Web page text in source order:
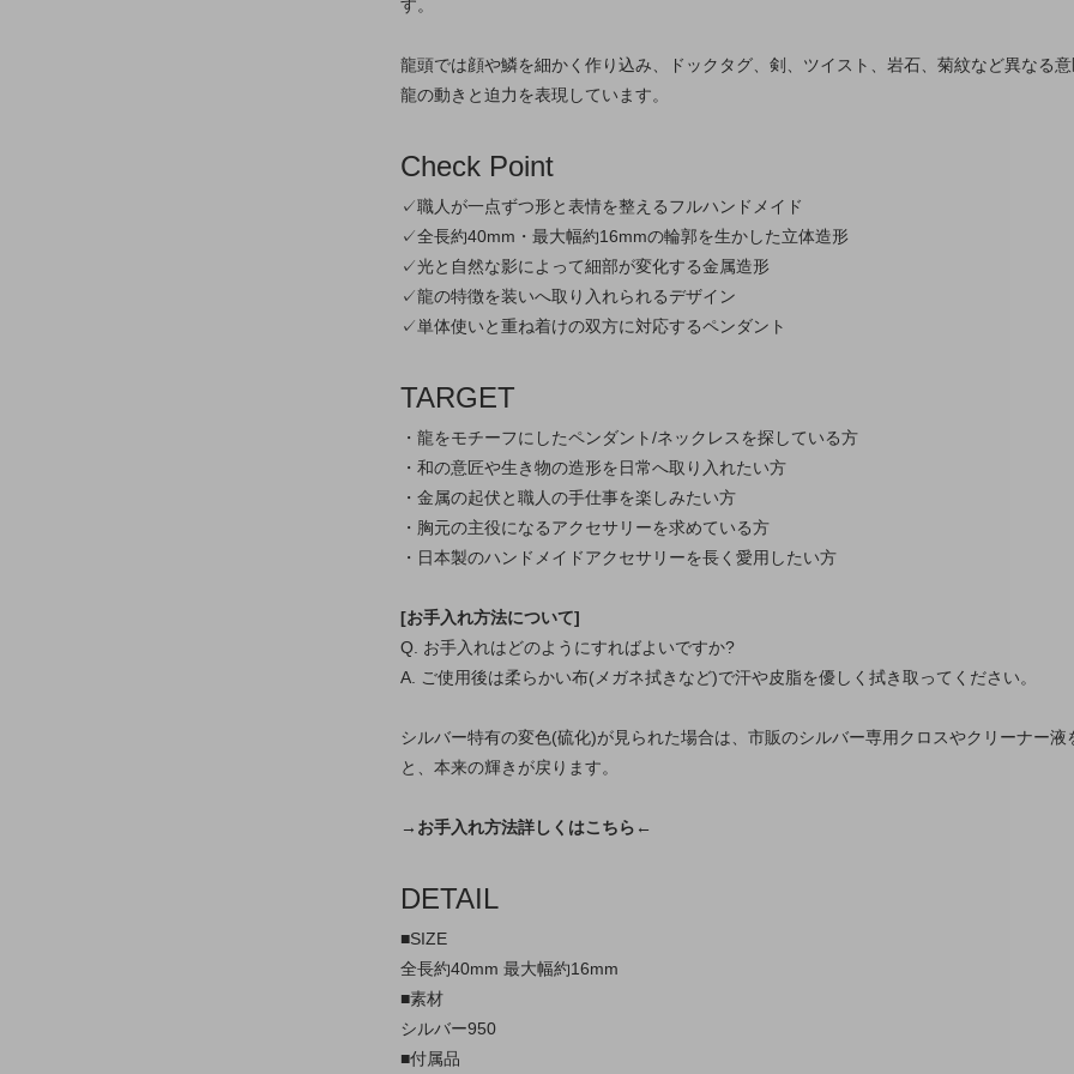
す。
龍頭では顔や鱗を細かく作り込み、ドックタグ、剣、ツイスト、岩石、菊紋など異なる
龍の動きと迫力を表現しています。
Check Point
✓職人が一点ずつ形と表情を整えるフルハンドメイド
✓全長約40mm・最大幅約16mmの輪郭を生かした立体造形
✓光と自然な影によって細部が変化する金属造形
✓龍の特徴を装いへ取り入れられるデザイン
✓単体使いと重ね着けの双方に対応するペンダント
TARGET
・龍をモチーフにしたペンダント/ネックレスを探している方
・和の意匠や生き物の造形を日常へ取り入れたい方
・金属の起伏と職人の手仕事を楽しみたい方
・胸元の主役になるアクセサリーを求めている方
・日本製のハンドメイドアクセサリーを長く愛用したい方
[お手入れ方法について]
Q. お手入れはどのようにすればよいですか?
A. ご使用後は柔らかい布(メガネ拭きなど)で汗や皮脂を優しく拭き取ってください。
シルバー特有の変色(硫化)が見られた場合は、市販のシルバー専用クロスやクリーナー液
と、本来の輝きが戻ります。
→お手入れ方法詳しくはこちら←
DETAIL
■SIZE
全長約40mm 最大幅約16mm
■素材
シルバー950
■付属品